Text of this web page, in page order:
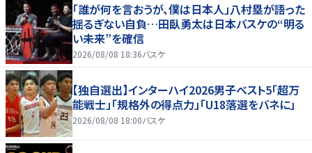
「誰が何を言おうが、僕は日本人」八村塁が語った
揺るぎない自負…田臥勇太は日本バスケの“明る
い未来”を確信
2026/08/08 18:36バスケ
【独自選出】インターハイ2026男子ベスト5「超万
能戦士」「規格外の得点力」「U18落選をバネに」
2026/08/08 18:00バスケ